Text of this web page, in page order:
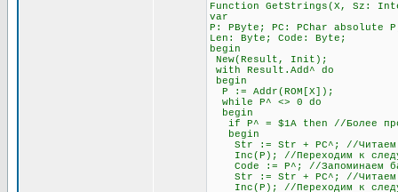
Function GetStrings(X, Sz:
var
P: PByte; PC: PChar absolute
Len: Byte; Code: Byte;
begin
New(Result, Init);
with Result.Add^ do
begin
P := Addr(ROM[X]);
while P^ <> 0 do
begin
if P^ = $1A then //Более
begin
Str := Str + PC^; //Читаем
Inc(P); //Переходим к
Code := P^; //Запоминаем
Str := Str + PC^; //Читаем
Inc(P); //Переходим к